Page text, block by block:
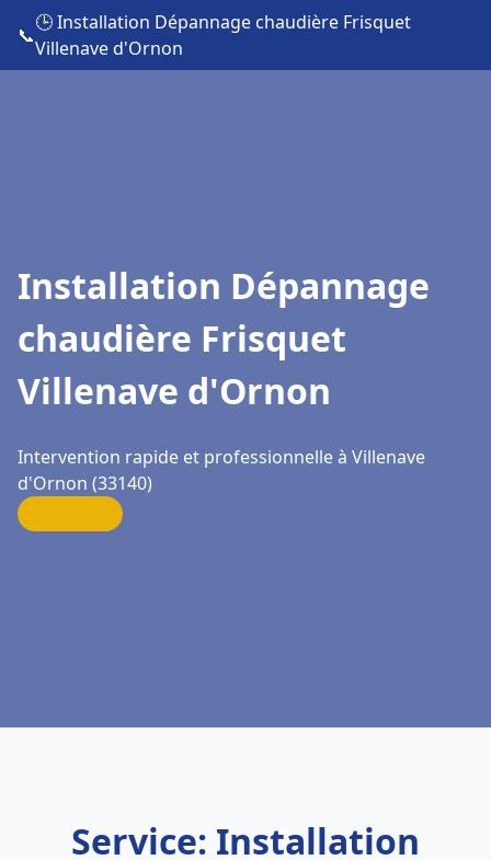
📞
🕒 Installation Dépannage chaudière Frisquet
Villenave d'Ornon
Installation Dépannage
chaudière Frisquet
Villenave d'Ornon
Intervention rapide et professionnelle à Villenave
d'Ornon (33140)
Service: Installation